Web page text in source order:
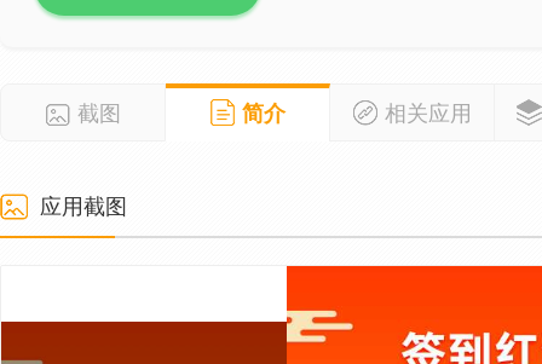
截图 简介 相关应用
应用截图